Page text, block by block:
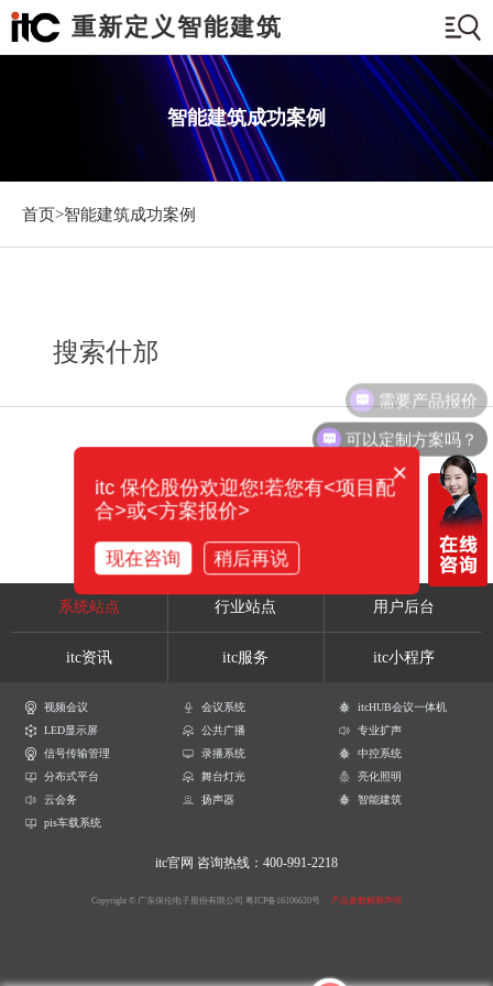
重新定义智能建筑
智能建筑成功案例
首页>智能建筑成功案例
搜索什邡
系统站点 行业站点 用户后台
itc资讯 itc服务 itc小程序
视频会议 会议系统
itcHUB会议一体机
LED显示屏
公共广播
专业扩声
信号传输管理
录播系统
中控系统
分布式平台
舞台灯光
亮化照明
云会务
扬声器
智能建筑
pis车载系统
itc官网 咨询热线：400-991-2218
Copyright © 广东保伦电子股份有限公司 粤ICP备16106620号 产品参数解释声明
可以定制方案吗？
需要产品报价
×
itc 保伦股份欢迎您!若您有<项目配
合>或<方案报价>
现在咨询 稍后再说